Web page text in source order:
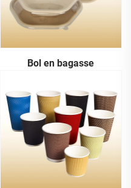
Bol en bagasse